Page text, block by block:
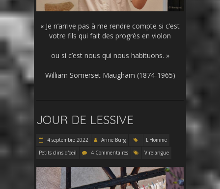
« Je n’arrive pas à me rendre compte si c’est
votre fils qui fait des progrès en violon
ou si c’est nous qui nous habituons. »
William Somerset Maugham (1874-1965)
JOUR DE LESSIVE
4 septembre 2022 Anne Burg
L'Homme
Petits clins d'oeil
4 Commentaires Virelangue